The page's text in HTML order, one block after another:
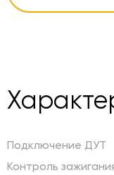
Подключение ДУТ
Контроль